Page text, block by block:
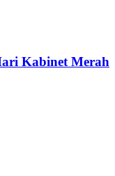
Kabinet Merah